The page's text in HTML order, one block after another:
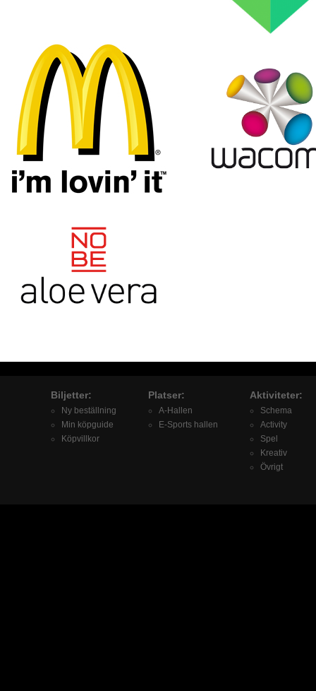
Biljetter:
Ny beställning
Min köpguide
Köpvillkor
Platser:
A-Hallen
E-Sports hallen
Aktiviteter:
Schema
Activity
Spel
Kreativ
Övrigt